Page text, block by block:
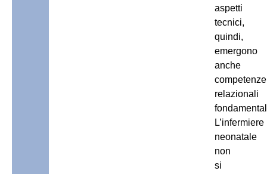
aspetti
tecnici,
quindi,
emergono
anche
competenze
relazionali
L’infermiere
neonatale
non
si